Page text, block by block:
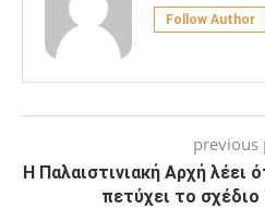
Follow Author
previous
Η Παλαιστινιακή Αρχή λέει
πετύχει το σχέδιο